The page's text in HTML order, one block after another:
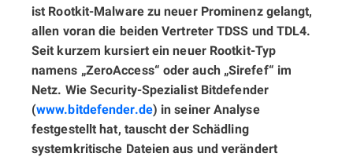
ist Rootkit-Malware zu neuer Prominenz gelangt,
allen voran die beiden Vertreter TDSS und TDL4.
Seit kurzem kursiert ein neuer Rootkit-Typ
namens „ZeroAccess“ oder auch „Sirefef“ im
Netz. Wie Security-Spezialist Bitdefender
(www.bitdefender.de) in seiner Analyse
festgestellt hat, tauscht der Schädling
systemkritische Dateien aus und verändert